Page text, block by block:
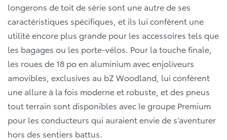
longerons de toit de série sont une autre de ses
caractéristiques spécifiques, et ils lui confèrent une
utilité encore plus grande pour les accessoires tels que
les bagages ou les porte-vélos. Pour la touche finale,
les roues de 18 po en aluminium avec enjoliveurs
amovibles, exclusives au bZ Woodland, lui confèrent
une allure à la fois moderne et robuste, et des pneus
tout terrain sont disponibles avec le groupe Premium
pour les conducteurs qui auraient envie de s’aventurer
hors des sentiers battus.